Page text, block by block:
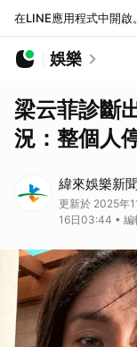
在LINE應用程式中開啟。
娛樂
梁云菲診斷
況：整個人
緯來娛樂新
更新於 2025年
16日03:44 • 編